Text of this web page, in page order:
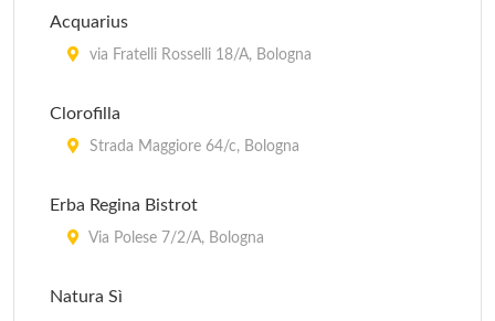
Acquarius
via Fratelli Rosselli 18/A, Bologna
Clorofilla
Strada Maggiore 64/c, Bologna
Erba Regina Bistrot
Via Polese 7/2/A, Bologna
Natura Sì